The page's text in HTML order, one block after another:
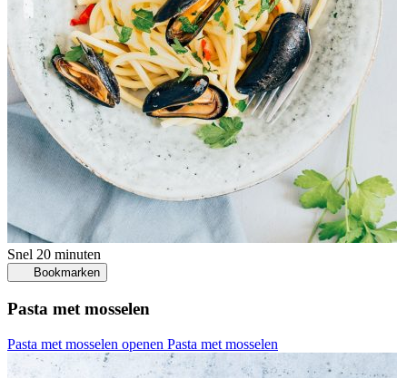
Snel 20 minuten
Bookmarken
Pasta met mosselen
Pasta met mosselen openen Pasta met mosselen